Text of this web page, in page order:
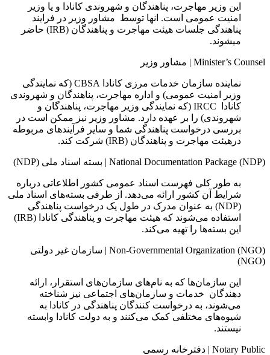
این وزیر مهاجرت، پناهندگان و شهروندی کانادا و یا وزیر
امنیت عمومی است. انها توسط مشاور وزیر در فرایند
پناهندگی جلسات هیئت مهاجرت و پناهندگان (IRB) حاضر
میشوند.
Minister’s Counsel
| مشاور وزیر
نماینده سازمان خدمات مرزی کانادا CBSA (
که نمایندگی
وزیر امنیت عمومی) و اداره مهاجرت، پناهندگان و شهروندی
کانادا IRCC (که نمایندگی وزیر مهاجرت، پناهندگان و
شهروندی) را بر عهده دارد. مشاور وزیر نیز ممکن است در
بررسی درخواست پناهندگی شما و سایر فرآیندهای مربوطه
درهیئت مهاجرت و پناهندگان (IRB) شرکت کند.
National Documentation Package (NDP)
| بسته اسناد ملی (NDP)
به طور کلی فهرست اسناد عمومی کشور اطلاعاتی درباره
شرایط آن کشور ارائه می‌دهد. از طرفی بسته‌های اسناد ملی
(NDP) به عنوان مدرک در طول یک درخواست پناهندگی
استفاده می‌شوند که هیئت مهاجرت و پناهندگی کانادا (IRB)
این بسته‌ها را تهیه می‌کند.
Non-Governmental Organization (NGO)
| سازمان غیر دولتی
(NGO)
این سازمان‌ها که به نام‌های سازمان‌های استقرار، ارائه‌
دهندگان خدمات و سازمان‌های اجتماعی نیز شناخته
می‌شوند، به درخواست کنندگان پناهندگی در کانادا به
شیوه‌های مختلفی کمک می‌کنند و به دولت کانادا وابسته
نیستند.
Notary Public
| دفترخانه رسمی